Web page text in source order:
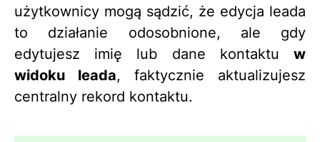
użytkownicy mogą sądzić, że edycja leada
to działanie odosobnione, ale gdy
edytujesz imię lub dane kontaktu w
widoku leada, faktycznie aktualizujesz
centralny rekord kontaktu.